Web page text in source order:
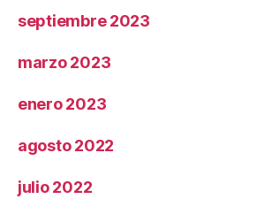
septiembre 2023
marzo 2023
enero 2023
agosto 2022
julio 2022